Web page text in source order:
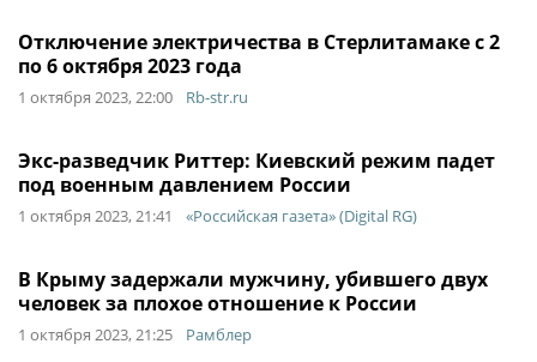
Отключение электричества в Стерлитамаке с 2
по 6 октября 2023 года
1 октября 2023, 22:00 Rb-str.ru
Экс-разведчик Риттер: Киевский режим падет
под военным давлением России
1 октября 2023, 21:41 «Российская газета» (Digital RG)
В Крыму задержали мужчину, убившего двух
человек за плохое отношение к России
1 октября 2023, 21:25 Рамблер